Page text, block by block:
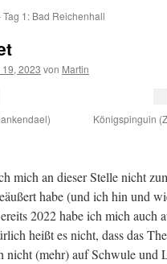
1: Bad Reichenhall
2023 von Martin
Königspinguin
mich an dieser Stelle nicht
habe (und ich hin und
2022 habe ich mich auch
heißt es nicht, dass das
nicht (mehr) auf Schwule und